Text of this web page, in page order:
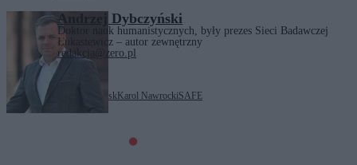
Andrzej Dybczyński
Doktor nauk humanistycznych, były prezes Sieci Badawczej
Łukasiewicz – autor zewnętrzny
redakcja@zero.pl
Tagi: Bruksela Donald Tusk Karol NawrockiSAFE